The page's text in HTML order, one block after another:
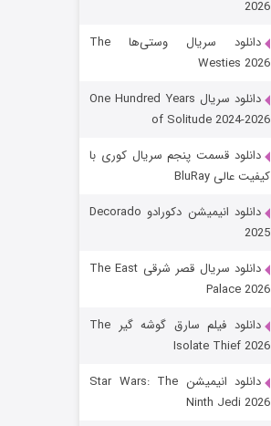
رویایی برای تو
قسمت
2026
دانلود سریال وستی‌ها The
Westies 2026
دانلود سریال One Hundred Years
of Solitude 2024-2026
دانلود قسمت پنجم سریال کوری با
کیفیت عالی BluRay
دانلود انیمیشن دکورادو Decorado
2025
دانلود سریال قصر شرقی The East
Palace 2026
دانلود فیلم سارق گوشه گیر The
Isolate Thief 2026
دانلود انیمیشن Star Wars: The
Ninth Jedi 2026